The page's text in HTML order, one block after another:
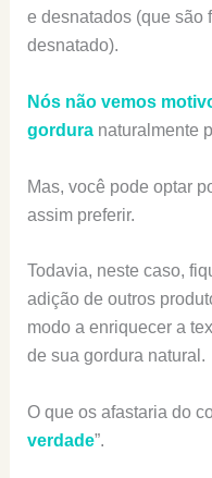
e desnatados (que são
desnatado).
Nós não vemos
gorduranaturalmente
Mas, você pode optar
assim preferir.
Todavia, neste caso,
adição de outros
modo a enriquecer a
de sua gordura natural.
O que os afastaria do
verdade”.